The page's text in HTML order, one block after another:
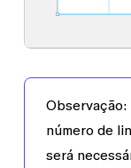
Observação:
número de
será